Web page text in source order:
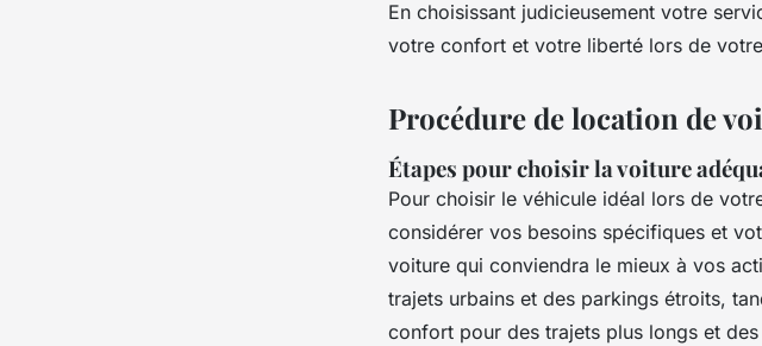
En choisissant judicieusement votre
votre confort et votre liberté lors de
Procédure de location de
Étapes pour choisir la voiture
Pour choisir le véhicule idéal lors de
considérer vos besoins spécifiques et
voiture qui conviendra le mieux à vos
trajets urbains et des parkings étroits,
confort pour des trajets plus longs et